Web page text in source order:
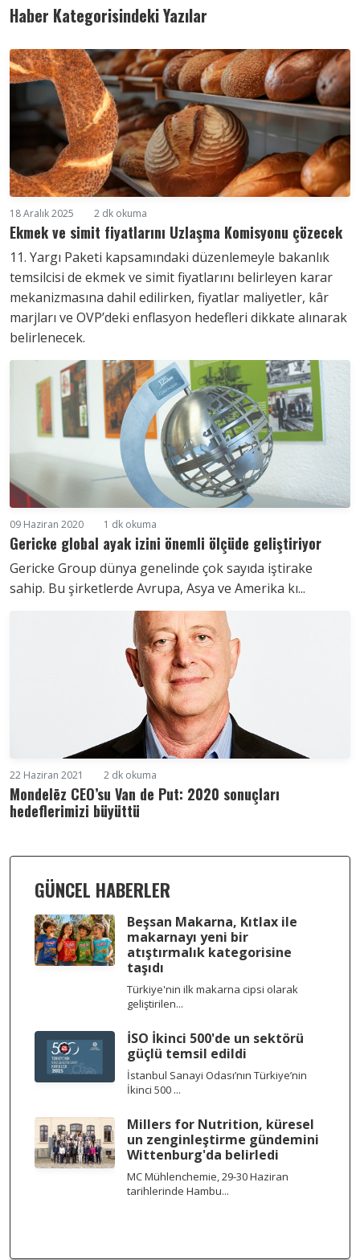
Haber Kategorisindeki Yazılar
18 Aralık 2025 2 dk okuma
Ekmek ve simit fiyatlarını Uzlaşma Komisyonu çözecek
11. Yargı Paketi kapsamındaki düzenlemeyle bakanlık
temsilcisi de ekmek ve simit fiyatlarını belirleyen karar
mekanizmasına dahil edilirken, fiyatlar maliyetler, kâr
marjları ve OVP’deki enflasyon hedefleri dikkate alınarak
belirlenecek.
09 Haziran 2020 1 dk okuma
Gericke global ayak izini önemli ölçüde geliştiriyor
Gericke Group dünya genelinde çok sayıda iştirake
sahip. Bu şirketlerde Avrupa, Asya ve Amerika kı...
22 Haziran 2021 2 dk okuma
Mondelēz CEO’su Van de Put: 2020 sonuçları
hedeflerimizi büyüttü
GÜNCEL HABERLER
Beşsan Makarna, Kıtlax ile
makarnayı yeni bir
atıştırmalık kategorisine
taşıdı
Türkiye'nin ilk makarna cipsi olarak
geliştirilen...
İSO İkinci 500'de un sektörü
güçlü temsil edildi
İstanbul Sanayi Odası’nın Türkiye’nin
İkinci 500 ...
Millers for Nutrition, küresel
un zenginleştirme gündemini
Wittenburg'da belirledi
MC Mühlenchemie, 29-30 Haziran
tarihlerinde Hambu...